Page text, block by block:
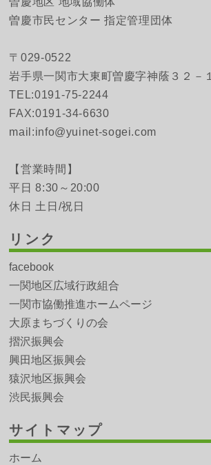
曽慶市民センター 指定管理団体
〒029-0522
岩手県一関市大東町曽慶字神蔭３２－１
TEL:0191-75-2244
FAX:0191-34-6630
mail:info@yuinet-sogei.com
【営業時間】
平日 8:30～20:00
休日 土日/祝日
リンク
facebook
一関地区広域行政組合
一関市協働推進ホームページ
大原まちづくりの会
摺沢振興会
興田地区振興会
猿沢地区振興会
渋民振興会
サイトマップ
ホーム